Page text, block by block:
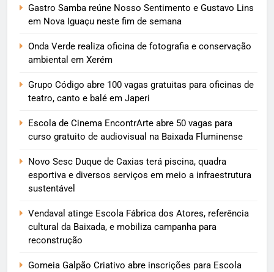
Gastro Samba reúne Nosso Sentimento e Gustavo Lins
em Nova Iguaçu neste fim de semana
Onda Verde realiza oficina de fotografia e conservação
ambiental em Xerém
Grupo Código abre 100 vagas gratuitas para oficinas de
teatro, canto e balé em Japeri
Escola de Cinema EncontrArte abre 50 vagas para
curso gratuito de audiovisual na Baixada Fluminense
Novo Sesc Duque de Caxias terá piscina, quadra
esportiva e diversos serviços em meio a infraestrutura
sustentável
Vendaval atinge Escola Fábrica dos Atores, referência
cultural da Baixada, e mobiliza campanha para
reconstrução
Gomeia Galpão Criativo abre inscrições para Escola